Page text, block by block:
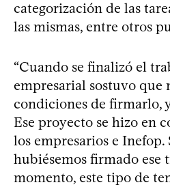
categorización de las
las mismas, entre otros
“Cuando se finalizó el
empresarial sostuvo que
condiciones de firmarlo,
Ese proyecto se hizo en
los empresarios e Inefop.
hubiésemos firmado ese
momento, este tipo de